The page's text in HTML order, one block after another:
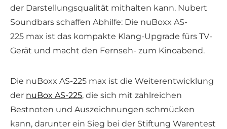
der Darstellungsqualität mithalten kann. Nubert
Soundbars schaffen Abhilfe: Die nuBoxx AS-
225 max ist das kompakte Klang-Upgrade fürs TV-
Gerät und macht den Fernseh- zum Kinoabend.
Die nuBoxx AS-225 max ist die Weiterentwicklung
der nuBox AS-225, die sich mit zahlreichen
Bestnoten und Auszeichnungen schmücken
kann, darunter ein Sieg bei der Stiftung Warentest